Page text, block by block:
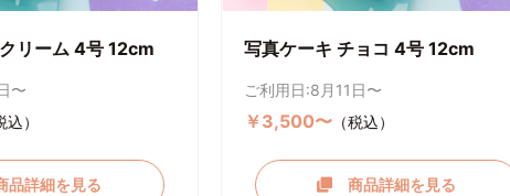
リーム 4号 12cm
〜
込）
詳細を見る
写真ケーキ チョコ 4号 12cm
ご利用日:8月11日〜
￥3,500〜（税込）
商品詳細を見る